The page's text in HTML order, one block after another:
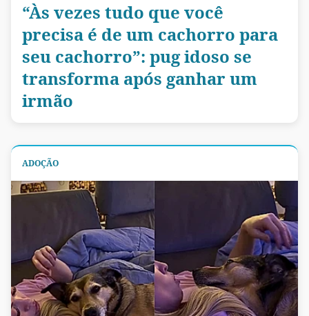
“Às vezes tudo que você
precisa é de um cachorro para
seu cachorro”: pug idoso se
transforma após ganhar um
irmão
ADOÇÃO